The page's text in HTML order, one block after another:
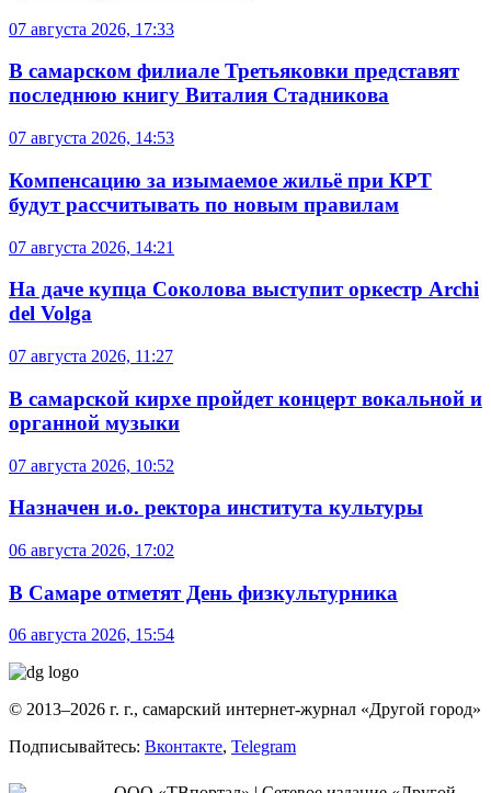
07 августа 2026, 17:33
В самарском филиале Третьяковки представят
последнюю книгу Виталия Стадникова
07 августа 2026, 14:53
Компенсацию за изымаемое жильё при КРТ
будут рассчитывать по новым правилам
07 августа 2026, 14:21
На даче купца Соколова выступит оркестр Archi
del Volga
07 августа 2026, 11:27
В самарской кирхе пройдет концерт вокальной и
органной музыки
07 августа 2026, 10:52
Назначен и.о. ректора института культуры
06 августа 2026, 17:02
В Самаре отметят День физкультурника
06 августа 2026, 15:54
© 2013–2026 г. г., самарский интернет-журнал «Другой город»
Подписывайтесь: Вконтакте, Telegram